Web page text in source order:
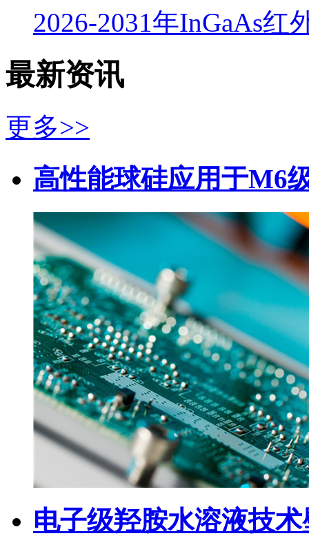
2026-2031年InGaAs红
最新资讯
更多>>
高性能球硅应用于M6
电子级羟胺水溶液技